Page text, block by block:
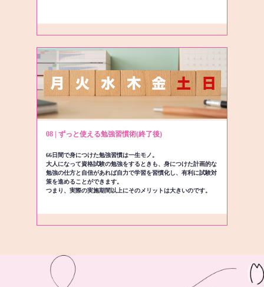
08 | ずっと使える勉強習慣術(終了後)
66日間で身につけた勉強習慣は一生モノ。
大人になって資格試験の勉強をするときも、身につけた計画的な
勉強の仕方と自信があれば自力で学習を習慣化し、有利に試験対
策を進めることができます。
つまり、実際の実施期間以上にそのメリットは大きいのです。